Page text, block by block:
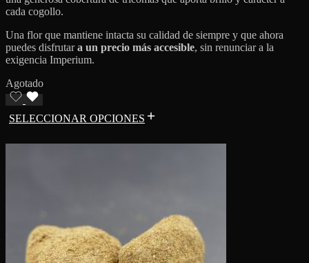
cada cogollo.
Una flor que mantiene intacta su calidad de siempre y que ahora
puedes disfrutara un precio más accesible, sin renunciar a la
exigencia Imperium.
Agotado
SELECCIONAR OPCIONES